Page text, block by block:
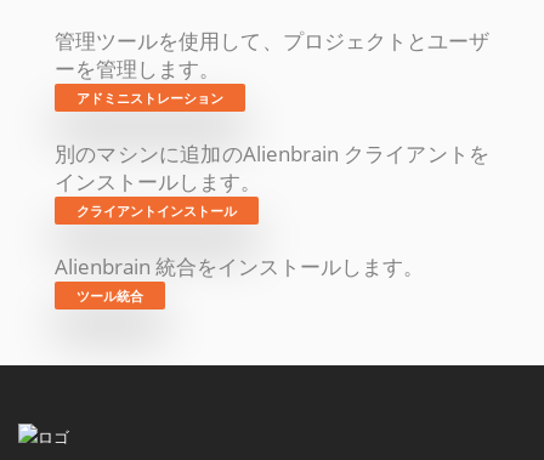
管理ツールを使用して、プロジェクトとユーザ
ーを管理します。
アドミニストレーション
別のマシンに追加のAlienbrain クライアントを
インストールします。
クライアントインストール
Alienbrain 統合をインストールします。
ツール統合